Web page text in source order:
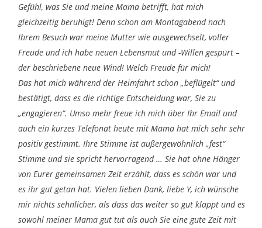
Gefühl, was Sie und meine Mama betrifft, hat mich
gleichzeitig beruhigt! Denn schon am Montagabend nach
Ihrem Besuch war meine Mutter wie ausgewechselt, voller
Freude und ich habe neuen Lebensmut und -Willen gespürt –
der beschriebene neue Wind! Welch Freude für mich!
Das hat mich während der Heimfahrt schon „beflügelt“ und
bestätigt, dass es die richtige Entscheidung war, Sie zu
„engagieren“. Umso mehr freue ich mich über Ihr Email und
auch ein kurzes Telefonat heute mit Mama hat mich sehr sehr
positiv gestimmt. Ihre Stimme ist außergewöhnlich „fest“
Stimme und sie spricht hervorragend … Sie hat ohne Hänger
von Eurer gemeinsamen Zeit erzählt, dass es schön war und
es ihr gut getan hat. Vielen lieben Dank, liebe Y, ich wünsche
mir nichts sehnlicher, als dass das weiter so gut klappt und es
sowohl meiner Mama gut tut als auch Sie eine gute Zeit mit